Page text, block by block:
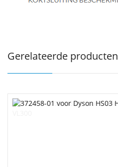
Gerelateerde producten